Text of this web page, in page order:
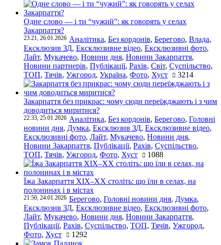
Одне слово — і ти “чужий”: як говорять у селах
Закарпаття?
23:21, 26.01.2026 Аналітика, Без кордонів, Берегово, Влада,
Ексклюзив ЗД, Ексклюзивне відео, Ексклюзивні фото,
Лайт, Мукачево, Новини дня, Новини Закарпаття,
Новини партнерів, Публікації, Рахів, Світ, Суспільство,
ТОП, Тячів, Ужгород, Україна, Фото, Хуст 3214
Закарпаття без прикрас: чому сюди переїжджають і з чим
доводиться миритися?
22:33, 25.01.2026 Аналітика, Без кордонів, Берегово, Головні
новини дня, Думка, Ексклюзив ЗД, Ексклюзивне відео,
Ексклюзивні фото, Лайт, Мукачево, Новини дня,
Новини Закарпаття, Публікації, Рахів, Суспільство,
ТОП, Тячів, Ужгород, Фото, Хуст 1088
Їжа Закарпаття ХІХ–ХХ століть: що їли в селах, на
полонинах і в містах
21:50, 24.01.2026 Берегово, Головні новини дня, Думка,
Ексклюзив ЗД, Ексклюзивне відео, Ексклюзивні фото,
Лайт, Мукачево, Новини дня, Новини Закарпаття,
Публікації, Рахів, Суспільство, ТОП, Тячів, Ужгород,
Фото, Хуст 1292